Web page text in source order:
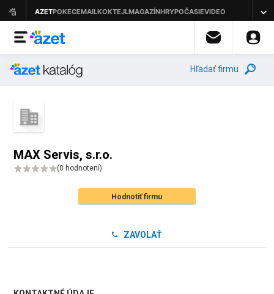
Hľadať firmu
MAX Servis, s.r.o.
(0 hodnotení)
Hodnotiť firmu
ZAVOLAŤ